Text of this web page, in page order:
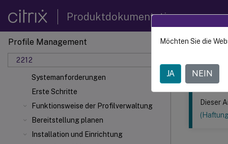
Produktdokumentation
Profile Management
2212
Profilverwaltung 2212
Was ist neu
Systemanforderungen
Erste Schritte
Funktionsweise der Profilverwaltung
Bereitstellung planen
Installation und Einrichtung
Dieser Inhalt
Dieser
Möchten Sie die
JA NEIN